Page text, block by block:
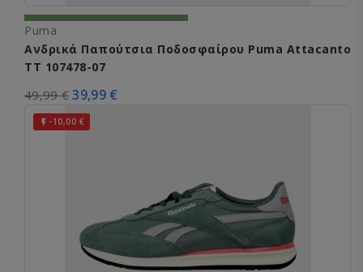
Puma
Ανδρικά Παπούτσια Ποδοσφαίρου Puma Attacanto
TT 107478-07
49,99 € 39,99 €
 -10,00 €